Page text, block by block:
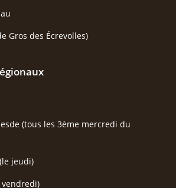
Gros des Écrevolles)
(tous les 3ème mercredi du
jeudi)
vendredi)